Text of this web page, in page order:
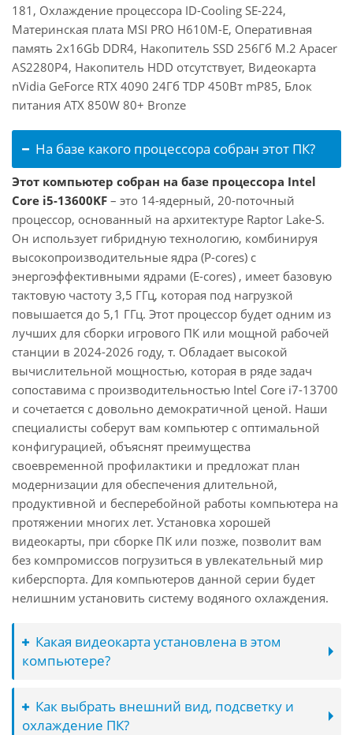
181, Охлаждение процессора ID-Cooling SE-224,
Материнская плата MSI PRO H610M-E, Оперативная
память 2x16Gb DDR4, Накопитель SSD 256Гб M.2 Apacer
AS2280P4, Накопитель HDD отсутствует, Видеокарта
nVidia GeForce RTX 4090 24Гб TDP 450Вт mP85, Блок
питания ATX 850W 80+ Bronze
На базе какого процессора собран этот ПК?
Этот компьютер собран на базе процессора Intel
Core i5-13600KF – это 14-ядерный, 20-поточный
процессор, основанный на архитектуре Raptor Lake-S.
Он использует гибридную технологию, комбинируя
высокопроизводительные ядра (P-cores) с
энергоэффективными ядрами (E-cores) , имеет базовую
тактовую частоту 3,5 ГГц, которая под нагрузкой
повышается до 5,1 ГГц. Этот процессор будет одним из
лучших для сборки игрового ПК или мощной рабочей
станции в 2024-2026 году, т. Обладает высокой
вычислительной мощностью, которая в ряде задач
сопоставима с производительностью Intel Core i7-13700
и сочетается с довольно демократичной ценой. Наши
специалисты соберут вам компьютер с оптимальной
конфигурацией, объяснят преимущества
своевременной профилактики и предложат план
модернизации для обеспечения длительной,
продуктивной и бесперебойной работы компьютера на
протяжении многих лет. Установка хорошей
видеокарты, при сборке ПК или позже, позволит вам
без компромиссов погрузиться в увлекательный мир
киберспорта. Для компьютеров данной серии будет
нелишним установить систему водяного охлаждения.
Какая видеокарта установлена в этом
компьютере?
Как выбрать внешний вид, подсветку и
охлаждение ПК?